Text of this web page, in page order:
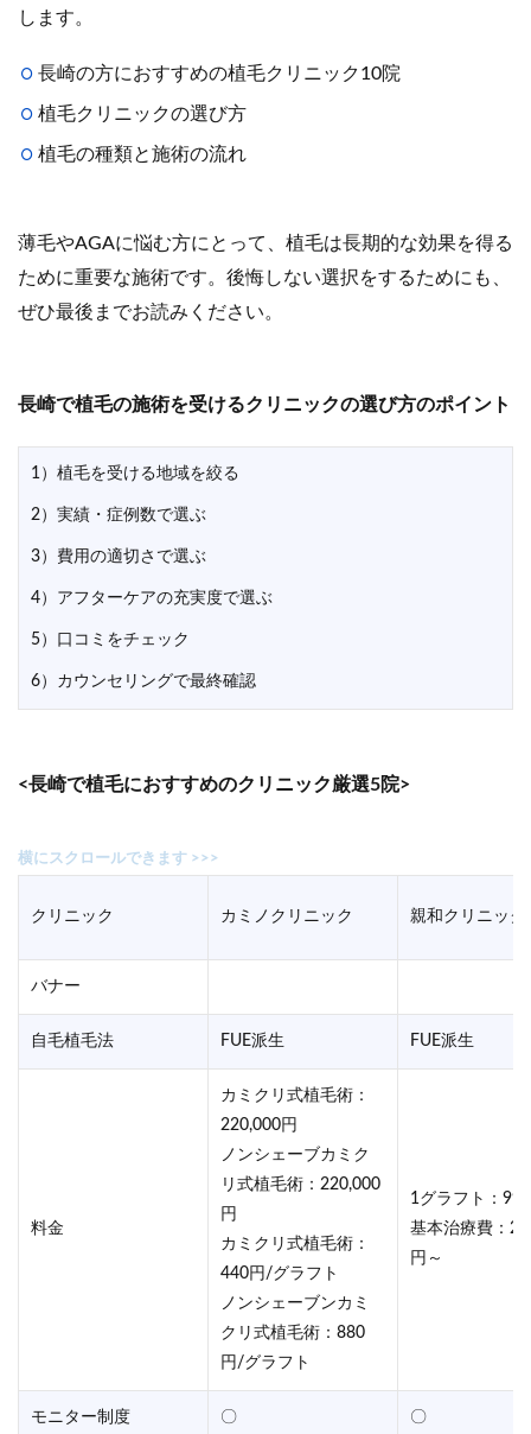
します。
長崎の方におすすめの植毛クリニック10院
植毛クリニックの選び方
植毛の種類と施術の流れ
薄毛やAGAに悩む方にとって、植毛は長期的な効果を得る
ために重要な施術です。後悔しない選択をするためにも、
ぜひ最後までお読みください。
長崎で植毛の施術を受けるクリニックの選び方のポイント
1）植毛を受ける地域を絞る
2）実績・症例数で選ぶ
3）費用の適切さで選ぶ
4）アフターケアの充実度で選ぶ
5）口コミをチェック
6）カウンセリングで最終確認
<長崎で植毛におすすめのクリニック厳選5院>
クリニック カミノクリニック 親和クリニック
バナー
自毛植毛法 FUE派生 FUE派生
料金
カミクリ式植毛術：
220,000円
ノンシェーブカミク
リ式植毛術：220,000
円
カミクリ式植毛術：
440円/グラフト
ノンシェーブンカミ
クリ式植毛術：880
円/グラフト
1グラフト：
基本治療費：
円～
モニター制度 〇 〇